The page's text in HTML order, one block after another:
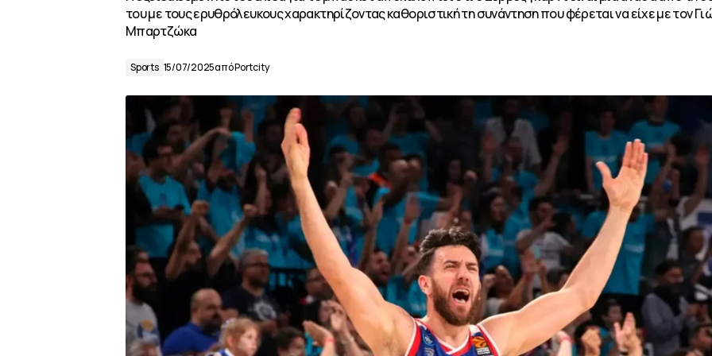
του με τους ερυθρόλευκους χαρακτηρίζοντας καθοριστική τη συνάντηση που φέρεται να είχε με τον
Μπαρτζώκα
Sports 15/07/2025απόPortcity